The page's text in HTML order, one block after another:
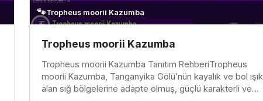
🐾Tropheus moorii Kazumba
Tropheus moorii Kazumba
Tropheus moorii Kazumba Tanıtım RehberiTropheus
moorii Kazumba, Tanganyika Gölü’nün kayalık ve bol ışık
alan sığ bölgelerine adapte olmuş, güçlü karakterli ve